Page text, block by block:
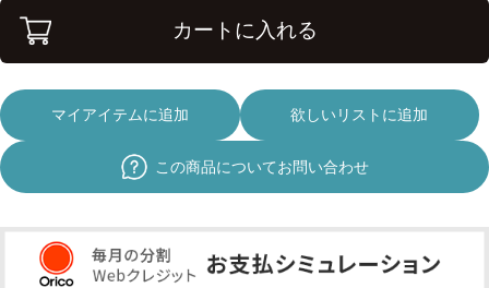
カートに入れる
マイアイテムに追加 欲しいリストに追加
この商品についてお問い合わせ